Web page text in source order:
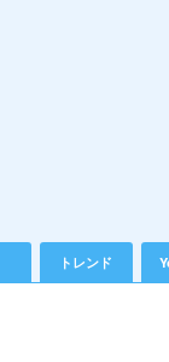
トレンド